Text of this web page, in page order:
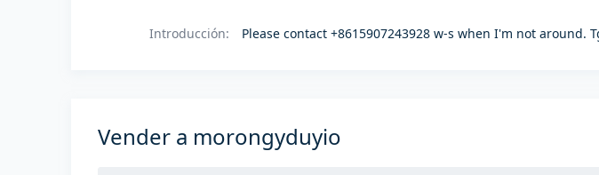
Introducción: Please contact +8615907243928 w-s when I'm not around.
Vender a morongyduyio